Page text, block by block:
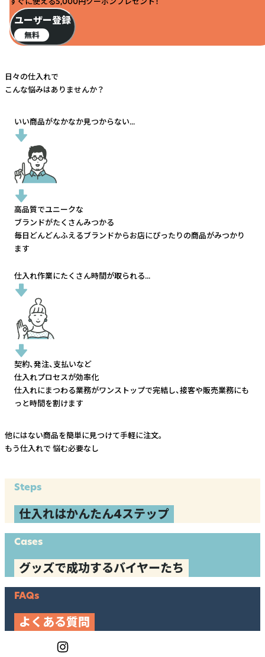
ユーザー登録
無料
日々の仕入れで
こんな悩みはありませんか？
いい商品がなかなか見つからない...
高品質でユニークな
ブランドがたくさんみつかる
毎日どんどんふえるブランドからお店にぴったりの商品がみつかり
ます
仕入れ作業にたくさん時間が取られる...
契約、発注、支払いなど
仕入れプロセスが効率化
仕入れにまつわる業務がワンストップで完結し、接客や販売業務にも
っと時間を割けます
他にはない商品を簡単に見つけて手軽に注文。
もう仕入れで 悩む必要なし
Steps
仕入れはかんたん4ステップ
Cases
グッズで成功するバイヤーたち
FAQs
よくある質問